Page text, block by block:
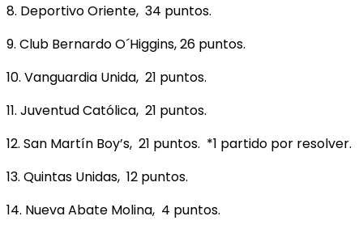
8. Deportivo Oriente, 34 puntos.
9. Club Bernardo O´Higgins, 26 puntos.
10. Vanguardia Unida, 21 puntos.
11. Juventud Católica, 21 puntos.
12. San Martín Boy’s, 21 puntos. *1 partido por resolver.
13. Quintas Unidas, 12 puntos.
14. Nueva Abate Molina, 4 puntos.